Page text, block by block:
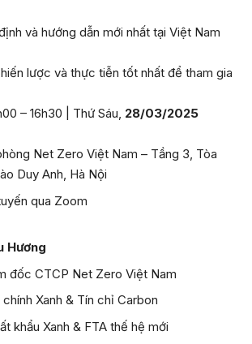
và hướng dẫn mới nhất tại Việt Nam
lược và thực tiễn tốt nhất để tham gia
– 16h30 | Thứ Sáu, 28/03/2025
Net Zero Việt Nam – Tầng 3, Tòa
Duy Anh, Hà Nội
qua Zoom
Hương
đốc CTCP Net Zero Việt Nam
Xanh & Tín chỉ Carbon
khẩu Xanh & FTA thế hệ mới